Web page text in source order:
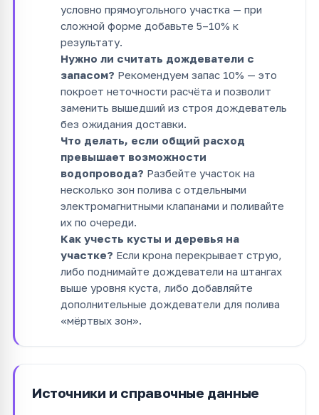
условно прямоугольного участка — при
сложной форме добавьте 5–10% к
результату.
Нужно ли считать дождеватели с
запасом? Рекомендуем запас 10% — это
покроет неточности расчёта и позволит
заменить вышедший из строя дождеватель
без ожидания доставки.
Что делать, если общий расход
превышает возможности
водопровода? Разбейте участок на
несколько зон полива с отдельными
электромагнитными клапанами и поливайте
их по очереди.
Как учесть кусты и деревья на
участке? Если крона перекрывает струю,
либо поднимайте дождеватели на штангах
выше уровня куста, либо добавляйте
дополнительные дождеватели для полива
«мёртвых зон».
Источники и справочные данные